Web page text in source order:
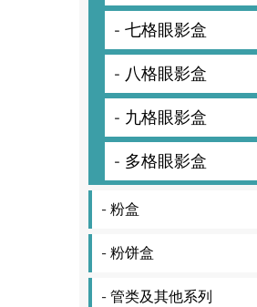
- 七格眼影盒
- 八格眼影盒
- 九格眼影盒
- 多格眼影盒
- 粉盒
- 粉饼盒
- 管类及其他系列